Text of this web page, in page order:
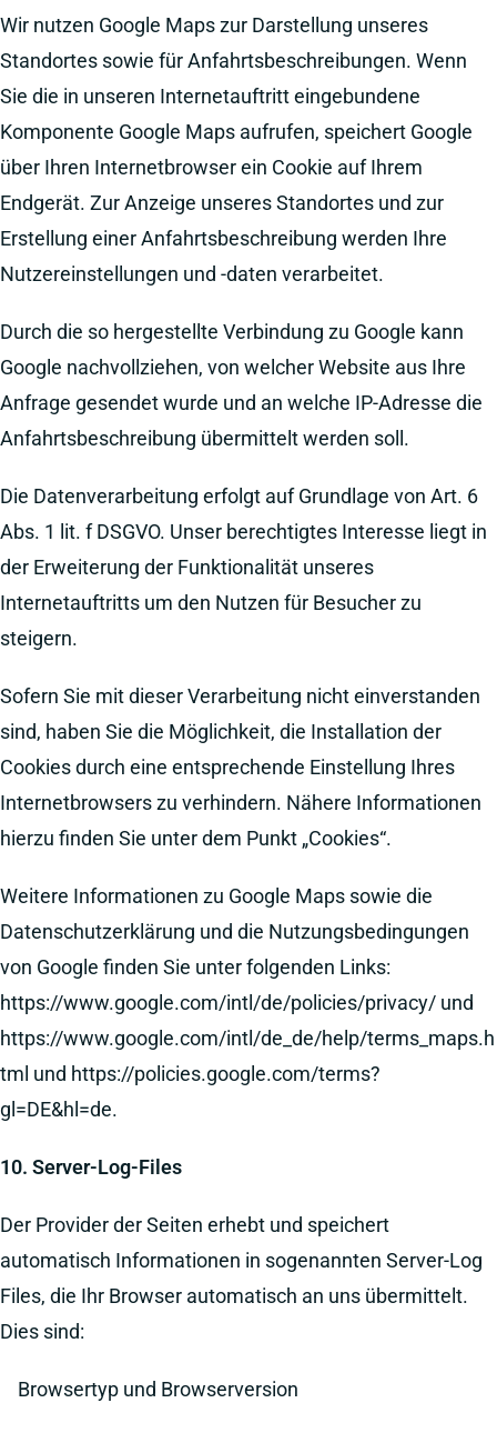
Wir nutzen Google Maps zur Darstellung unseres
Standortes sowie für Anfahrtsbeschreibungen. Wenn
Sie die in unseren Internetauftritt eingebundene
Komponente Google Maps aufrufen, speichert Google
über Ihren Internetbrowser ein Cookie auf Ihrem
Endgerät. Zur Anzeige unseres Standortes und zur
Erstellung einer Anfahrtsbeschreibung werden Ihre
Nutzereinstellungen und -daten verarbeitet.
Durch die so hergestellte Verbindung zu Google kann
Google nachvollziehen, von welcher Website aus Ihre
Anfrage gesendet wurde und an welche IP-Adresse die
Anfahrtsbeschreibung übermittelt werden soll.
Die Datenverarbeitung erfolgt auf Grundlage von Art. 6
Abs. 1 lit. f DSGVO. Unser berechtigtes Interesse liegt in
der Erweiterung der Funktionalität unseres
Internetauftritts um den Nutzen für Besucher zu
steigern.
Sofern Sie mit dieser Verarbeitung nicht einverstanden
sind, haben Sie die Möglichkeit, die Installation der
Cookies durch eine entsprechende Einstellung Ihres
Internetbrowsers zu verhindern. Nähere Informationen
hierzu finden Sie unter dem Punkt „Cookies“.
Weitere Informationen zu Google Maps sowie die
Datenschutzerklärung und die Nutzungsbedingungen
von Google finden Sie unter folgenden Links:
https://www.google.com/intl/de/policies/privacy/ und
https://www.google.com/intl/de_de/help/terms_maps.h
tml und https://policies.google.com/terms?
gl=DE&hl=de.
10. Server-Log-Files
Der Provider der Seiten erhebt und speichert
automatisch Informationen in sogenannten Server-Log
Files, die Ihr Browser automatisch an uns übermittelt.
Dies sind:
Browsertyp und Browserversion